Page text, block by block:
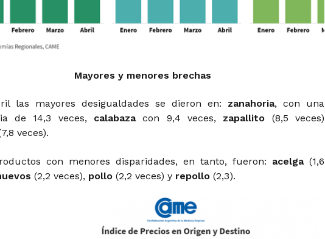
Mayores y menores brechas
las mayores desigualdades se dieron en: zanahoria, con una
de 14,3 veces, calabazacon 9,4 veces, zapallito (8,5 veces)
veces).
con menores disparidades, en tanto, fueron: acelga (1,6
(2,2 veces), pollo (2,2 veces) y repollo (2,3).